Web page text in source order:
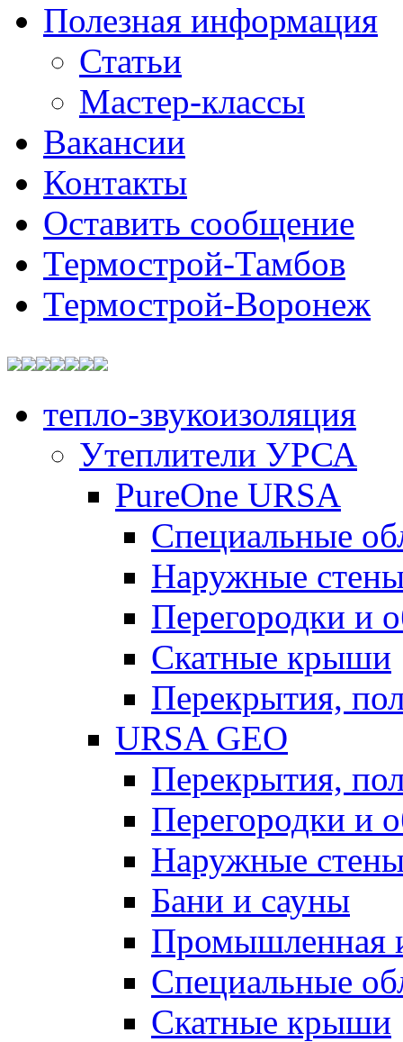
Полезная информация
Статьи
Мастер-классы
Вакансии
Контакты
Оставить сообщение
Термострой-Тамбов
Термострой-Воронеж
тепло-звукоизоляция
Утеплители УРСА
PureOne URSA
Специальные
Наружные
Перегородки и
Скатные крыши
Перекрытия,
URSA GEO
Перекрытия,
Перегородки и
Наружные
Бани и сауны
Промышленная
Специальные
Скатные крыши